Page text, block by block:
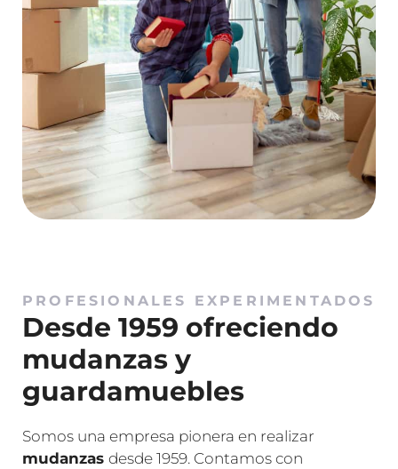
PROFESIONALES EXPERIMENTADOS
Desde 1959 ofreciendo
mudanzas y
guardamuebles
Somos una empresa pionera en realizar
mudanzas desde 1959. Contamos con